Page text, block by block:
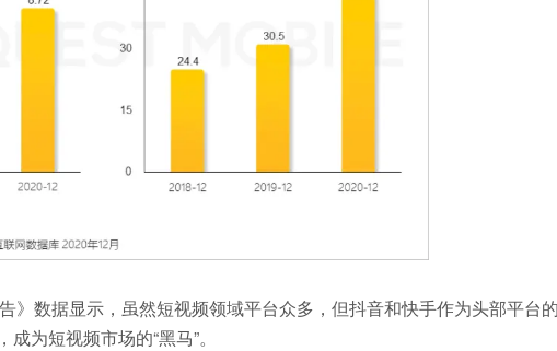
》数据显示，虽然短视频领域平台众多，但抖音和快手作为头部平台
为短视频市场的“黑马”。